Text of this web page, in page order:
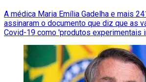
A médica Maria Emília Gadelha e mais
assinaram o documento que diz que as
Covid-19 como 'produtos experimentais